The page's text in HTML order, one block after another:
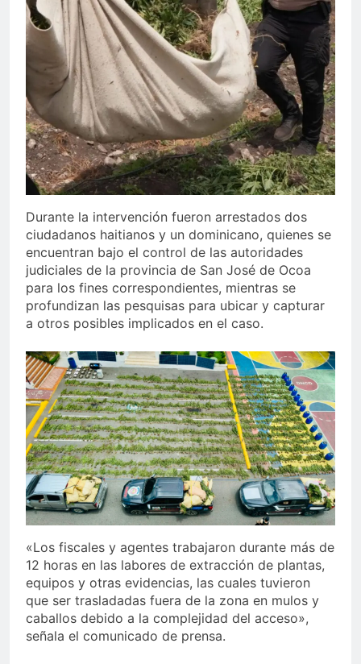
Durante la intervención fueron arrestados dos
ciudadanos haitianos y un dominicano, quienes se
encuentran bajo el control de las autoridades
judiciales de la provincia de San José de Ocoa
para los fines correspondientes, mientras se
profundizan las pesquisas para ubicar y capturar
a otros posibles implicados en el caso.
«Los fiscales y agentes trabajaron durante más de
12 horas en las labores de extracción de plantas,
equipos y otras evidencias, las cuales tuvieron
que ser trasladadas fuera de la zona en mulos y
caballos debido a la complejidad del acceso»,
señala el comunicado de prensa.